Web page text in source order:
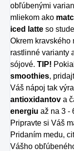
obľúbenými
mliekom ako
iced latte so
Okrem kravského
rastlinné varianty
sójové. TIP!
smoothies,
Váš nápoj tak
antioxidantov a
energiu až na 3 -
Pripravte si Váš
Pridaním medu,
Vášho